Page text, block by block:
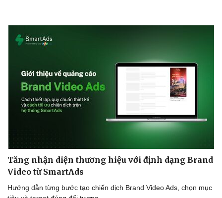
Tăng nhận diện thương hiệu với định dạng Brand
Video từ SmartAds
Hướng dẫn từng bước tạo chiến dịch Brand Video Ads, chọn mục